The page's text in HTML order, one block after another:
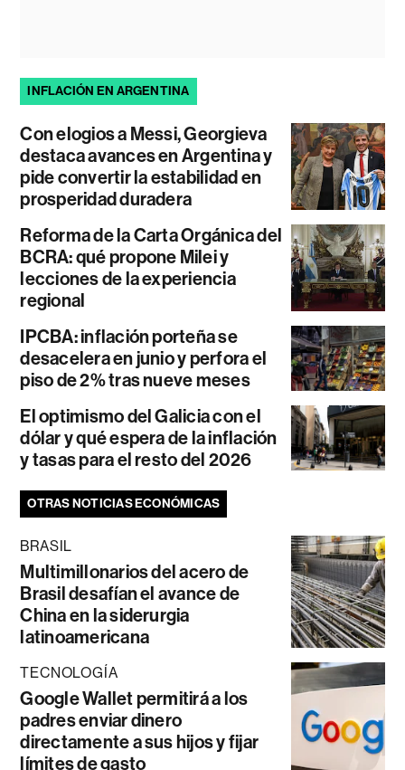
INFLACIÓN EN ARGENTINA
Con elogios a Messi, Georgieva
destaca avances en Argentina y
pide convertir la estabilidad en
prosperidad duradera
Reforma de la Carta Orgánica del
BCRA: qué propone Milei y
lecciones de la experiencia
regional
IPCBA: inflación porteña se
desacelera en junio y perfora el
piso de 2% tras nueve meses
El optimismo del Galicia con el
dólar y qué espera de la inflación
y tasas para el resto del 2026
OTRAS NOTICIAS ECONÓMICAS
BRASIL
Multimillonarios del acero de
Brasil desafían el avance de
China en la siderurgia
latinoamericana
TECNOLOGÍA
Google Wallet permitirá a los
padres enviar dinero
directamente a sus hijos y fijar
límites de gasto